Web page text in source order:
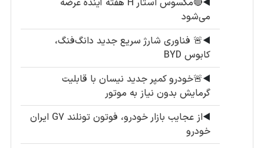
◀️
🔴مکسوس استار H هفته آینده عرضه
می‌شود
◀️🚨 فناوری شارژ سریع جدید دانگ‌فنگ،
کابوس BYD
◀️🚨خودرو کمپر جدید نیسان با قابلیت
گرمایش بدون نیاز به موتور
◀️
از عجایب بازار خودرو، فوتون تونلند G7 ایران
خودرو